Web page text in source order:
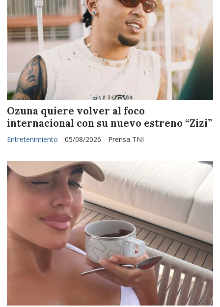
Ozuna quiere volver al foco
internacional con su nuevo estreno “Zizi”
Prensa TNI
Entretenimiento 05/08/2026